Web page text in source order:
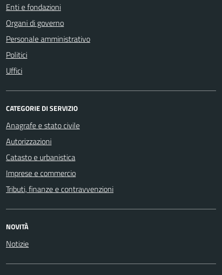
Enti e fondazioni
Organi di governo
Personale amministrativo
Politici
Uffici
CATEGORIE DI SERVIZIO
Anagrafe e stato civile
Autorizzazioni
Catasto e urbanistica
Imprese e commercio
Tributi, finanze e contravvenzioni
NOVITÀ
Notizie